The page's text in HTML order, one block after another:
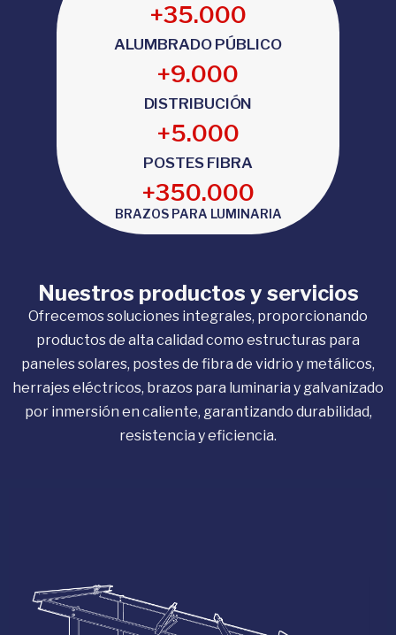
ALUMBRADO PÚBLICO
+35.000
DISTRIBUCIÓN
+9.000
POSTES FIBRA
+5.000
BRAZOS PARA LUMINARIA
+350.000
Nuestros productos y servicios
Ofrecemos soluciones integrales, proporcionando
productos de alta calidad como estructuras para
paneles solares, postes de fibra de vidrio y metálicos,
herrajes eléctricos, brazos para luminaria y galvanizado
por inmersión en caliente, garantizando durabilidad,
resistencia y eficiencia.